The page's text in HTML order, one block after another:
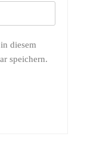
diesem
speichern.